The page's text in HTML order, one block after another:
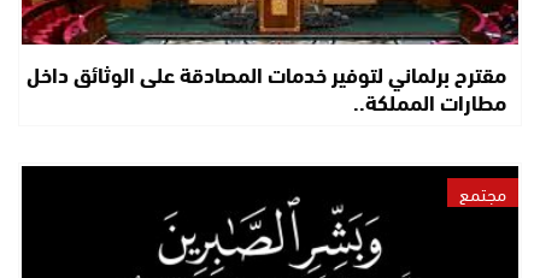
مقترح برلماني لتوفير خدمات المصادقة على الوثائق داخل
مطارات المملكة..
مجتمع